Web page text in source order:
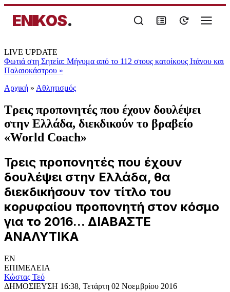
ENIKOS.
LIVE UPDATE
Φωτιά στη Σητεία: Μήνυμα από το 112 στους κατοίκους Ιτάνου και
Παλαιοκάστρου »
Αρχική » Αθλητισμός
Τρεις προπονητές που έχουν δουλέψει
στην Ελλάδα, διεκδικούν το βραβείο
«World Coach»
Τρεις προπονητές που έχουν
δουλέψει στην Ελλάδα, θα
διεκδικήσουν τον τίτλο του
κορυφαίου προπονητή στον κόσμο
για το 2016... ΔΙΑΒΑΣΤΕ
ΑΝΑΛΥΤΙΚΑ
EN
ΕΠΙΜΕΛΕΙΑ
Κώστας Τεό
ΔΗΜΟΣΙΕΥΣΗ 16:38, Τετάρτη 02 Νοεμβρίου 2016